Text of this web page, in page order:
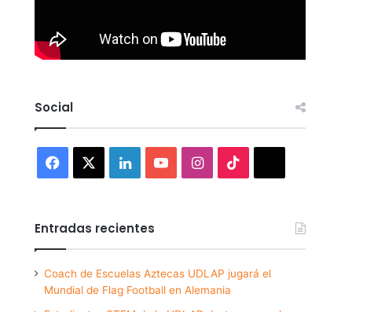
Social
Facebook LinkedInYouTubeInstagram
Entradas recientes
Coach de Escuelas Aztecas UDLAP jugará el
Mundial de Flag Football en Alemania